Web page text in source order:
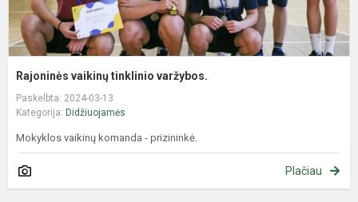
Rajoninės vaikinų tinklinio varžybos.
Paskelbta: 2024-03-13
Kategorija: Didžiuojamės
Mokyklos vaikinų komanda - prizininkė.
Plačiau